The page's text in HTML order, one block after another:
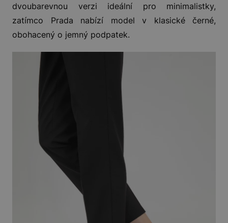
dvoubarevnou verzi ideální pro minimalistky,
zatímco Prada nabízí model v klasické černé,
obohacený o jemný podpatek.